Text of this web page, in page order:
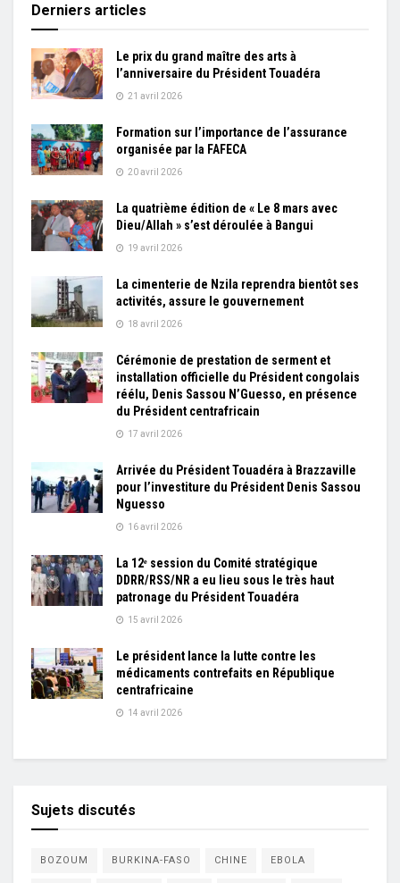
Derniers articles
Le prix du grand maître des arts à
l’anniversaire du Président Touadéra
21 avril 2026
Formation sur l’importance de l’assurance
organisée par la FAFECA
20 avril 2026
La quatrième édition de « Le 8 mars avec
Dieu/Allah » s’est déroulée à Bangui
19 avril 2026
La cimenterie de Nzila reprendra bientôt ses
activités, assure le gouvernement
18 avril 2026
Cérémonie de prestation de serment et
installation officielle du Président congolais
réélu, Denis Sassou N’Guesso, en présence
du Président centrafricain
17 avril 2026
Arrivée du Président Touadéra à Brazzaville
pour l’investiture du Président Denis Sassou
Nguesso
16 avril 2026
La 12ᵉ session du Comité stratégique
DDRR/RSS/NR a eu lieu sous le très haut
patronage du Président Touadéra
15 avril 2026
Le président lance la lutte contre les
médicaments contrefaits en République
centrafricaine
14 avril 2026
Sujets discutés
BOZOUM BURKINA-FASO CHINE EBOLA